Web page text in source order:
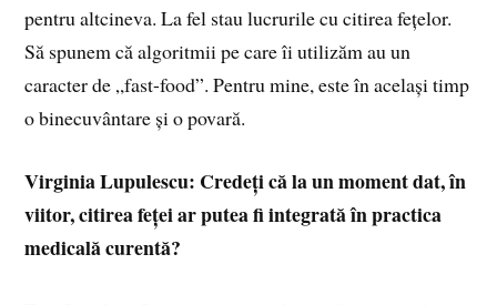
pentru altcineva. La fel stau lucrurile cu citirea fețelor.
Să spunem că algoritmii pe care îi utilizăm au un
caracter de „fast-food”. Pentru mine, este în același timp
o binecuvântare și o povară.
Virginia Lupulescu: Credeți că la un moment dat, în
viitor, citirea feței ar putea fi integrată în practica
medicală curentă?